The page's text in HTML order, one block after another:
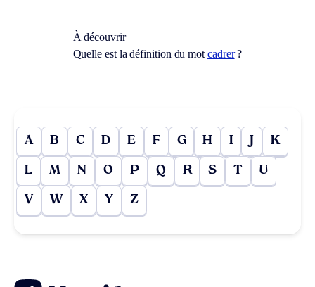
À découvrir
Quelle est la définition du motcadrer?
A B C D E F G H I J K
L M N O P Q R S T U
V W X Y Z